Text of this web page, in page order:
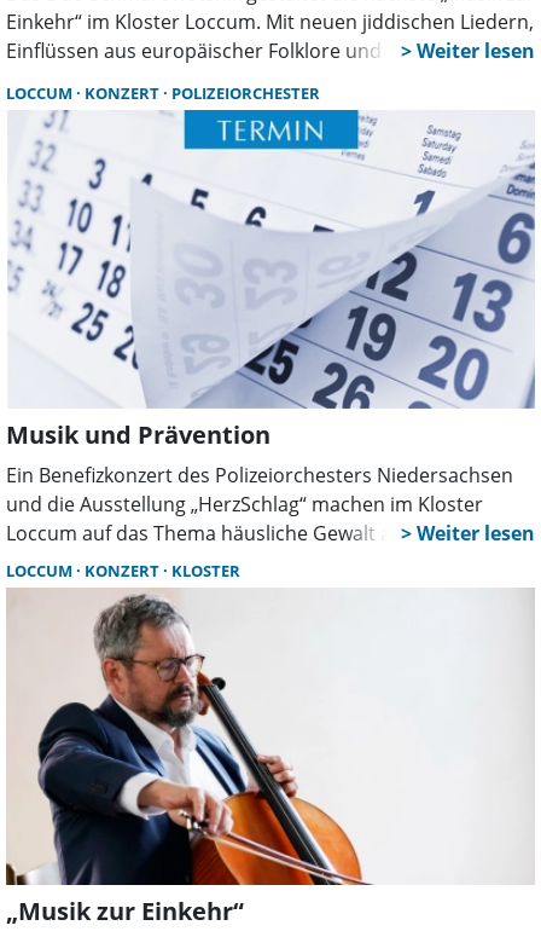
Einkehr“ im Kloster Loccum. Mit neuen jiddischen Liedern,
Einflüssen aus europäischer Folklore und eigenen
zwischen Tradition, Gegenwart und Zukunft.
LOCCUM KONZERT POLIZEIORCHESTER
Musik und Prävention
Ein Benefizkonzert des Polizeiorchesters Niedersachsen
und die Ausstellung „HerzSchlag“ machen im Kloster
Loccum auf das Thema häusliche Gewalt aufmerksam.
Besucher erwartet ein kultureller Abend mit klarer
Botschaft und kostenfreiem Eintritt.
LOCCUM KONZERT KLOSTER
„Musik zur Einkehr“